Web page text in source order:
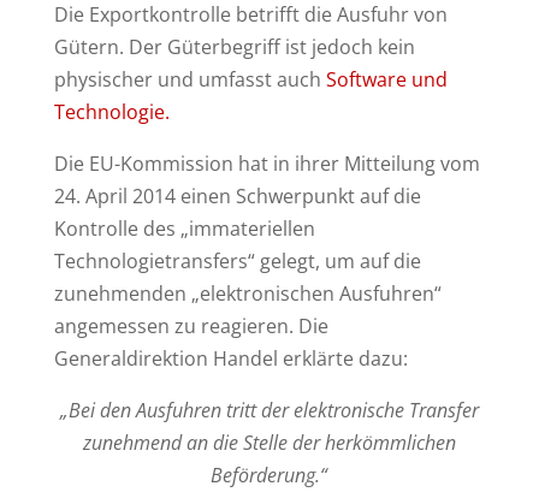
Die Exportkontrolle betrifft die Ausfuhr von
Gütern. Der Güterbegriff ist jedoch kein
physischer und umfasst auch Software und
Technologie.
Die EU-Kommission hat in ihrer Mitteilung vom
24. April 2014 einen Schwerpunkt auf die
Kontrolle des „immateriellen
Technologietransfers“ gelegt, um auf die
zunehmenden „elektronischen Ausfuhren“
angemessen zu reagieren. Die
Generaldirektion Handel erklärte dazu:
„Bei den Ausfuhren tritt der elektronische Transfer
zunehmend an die Stelle der herkömmlichen
Beförderung.“